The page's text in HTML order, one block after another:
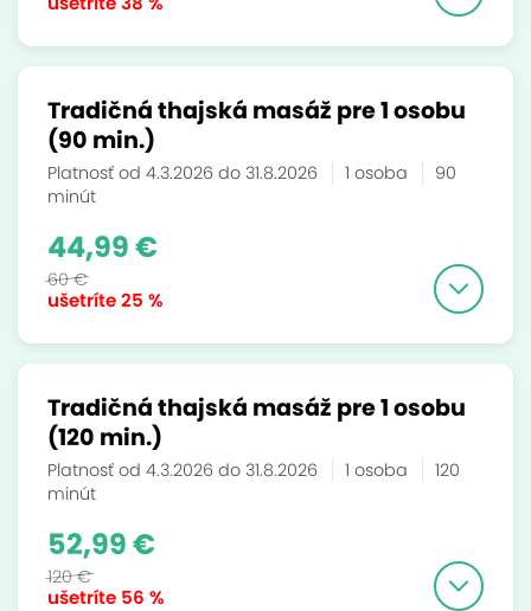
Tradičná thajská masáž pre 1 osobu
(90 min.)
Platnosť od 4.3.2026 do 31.8.2026 1 osoba
90
minút
ušetríte25 %
44,99 €
60 €
Tradičná thajská masáž pre 1 osobu
(120 min.)
Platnosť od 4.3.2026 do 31.8.2026 1 osoba
120
minút
ušetríte 56 %
52,99 €
120 €